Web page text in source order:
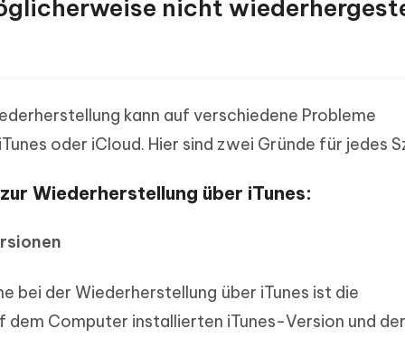
nicht
kann auf verschiedene Probleme
oder iCloud. Hier sind zwei Gründe für jedes
Wiederherstellung über iTunes:
bei der Wiederherstellung über iTunes ist die
Computer installierten iTunes-Version und